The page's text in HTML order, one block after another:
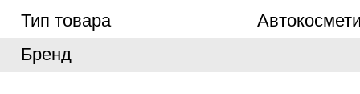
Тип товара
Бренд